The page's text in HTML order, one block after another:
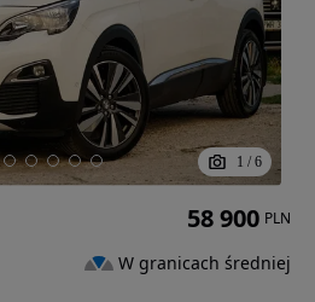
1 / 6
58 900 PLN
W granicach średniej